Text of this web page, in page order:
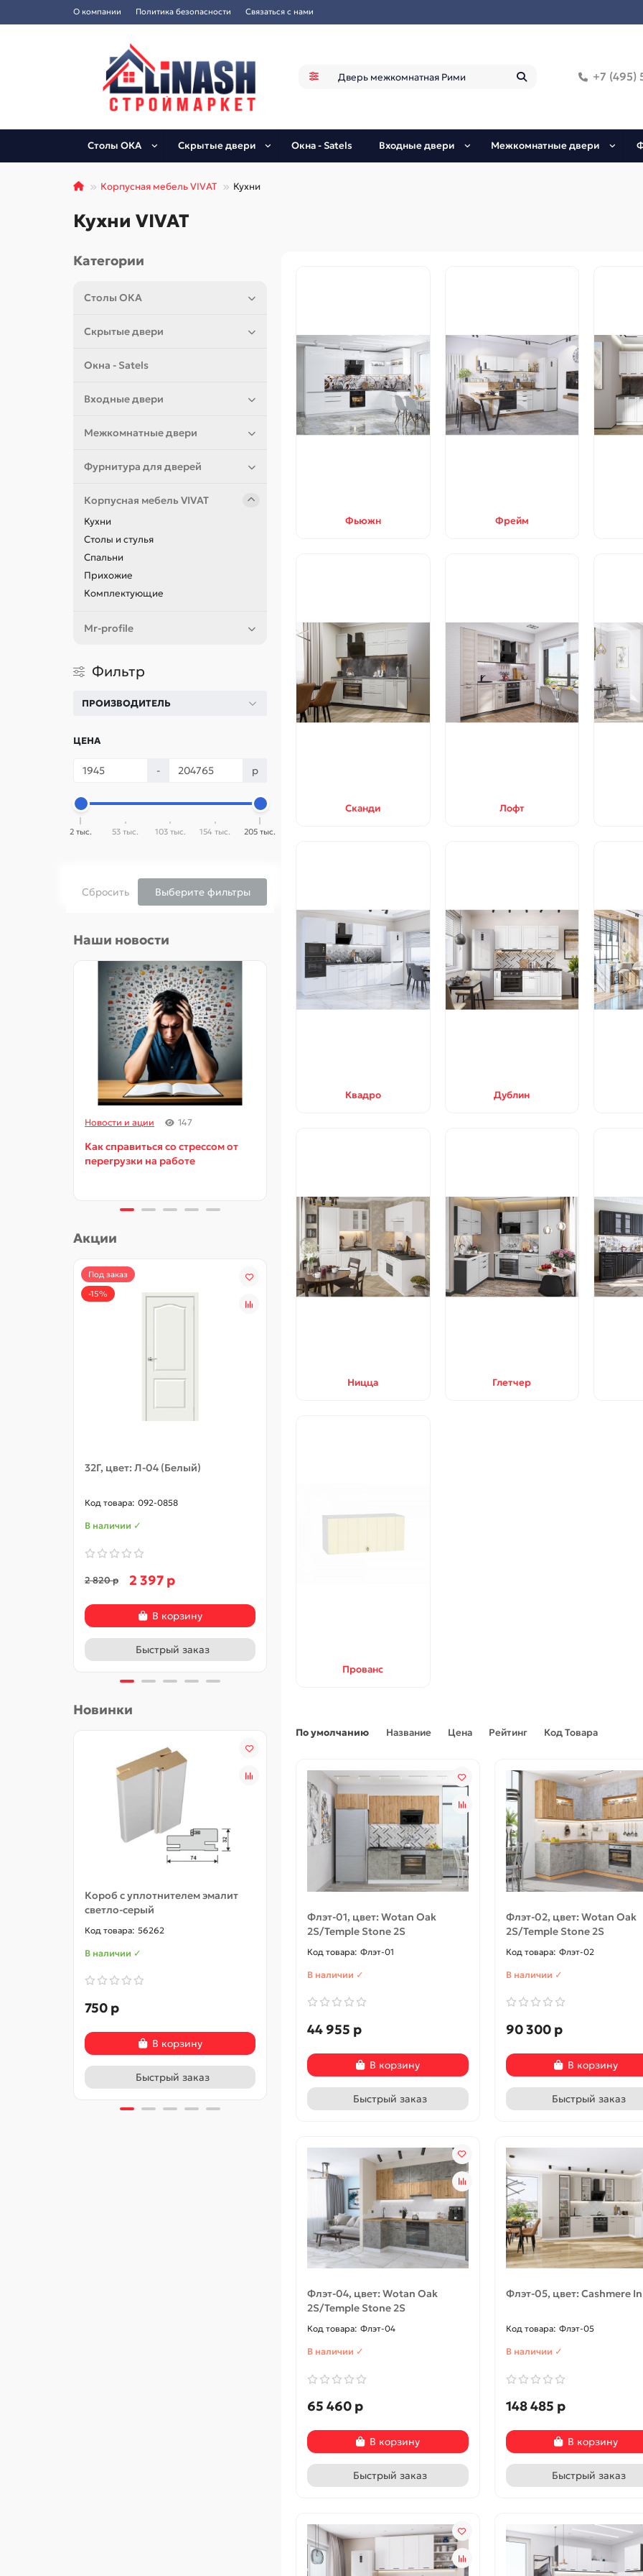
О компании Политика безопасности Связаться с нами
+7 (495)
Столы ОКА Скрытые двери Окна - Satels Входные двери Межкомнатные двери
Корпусная мебель VIVAT Кухни
Кухни VIVAT
Категории
Столы ОКА
Скрытые двери
Окна - Satels
Входные двери
Межкомнатные двери
Фурнитура для дверей
Корпусная мебель VIVAT
Кухни
Столы и стулья
Спальни
Прихожие
Комплектующие
Mr-profile
Фильтр
ПРОИЗВОДИТЕЛЬ
ЦЕНА
- р
2 тыс. 53 тыс. 103 тыс. 154 тыс. 205 тыс.
Сбросить Выберите фильтры
Наши новости
Новости и ации 147
Как справиться со стрессом от
перегрузки на работе
Акции
Под заказ
-15%
32Г, цвет: Л-04 (Белый)
092-0858
В наличии ✓
2 820 р 2 397 р
В корзину
Быстрый заказ
-15% -15%
Новинки
Короб с уплотнителем эмалит
светло-серый
56262
В наличии ✓
750 р
В корзину
Быстрый заказ
Добор эмалит светло-серый
56261
В наличии ✓
840 р
Быстрый заказ
Наличник эмалит светло-
56260
В наличии ✓
560 р
Быстрый заказ
Фьюжн Фрейм
Сканди Лофт
Квадро Дублин
Ницца Глетчер
Прованс
По умолчанию Название Цена Рейтинг Код Товара
Флэт-01, цвет: Wotan Oak
2S/Temple Stone 2S
Флэт-01
В наличии ✓
44 955 р
В корзину
Быстрый заказ
Флэт-02, цвет: Wotan Oak
2S/Temple Stone 2S
Флэт-02
В наличии ✓
90 300 р
В корзину
Быстрый заказ
Флэт-04, цвет: Wotan Oak
2S/Temple Stone 2S
Флэт-04
В наличии ✓
65 460 р
В корзину
Быстрый заказ
Флэт-05, цвет: Cashmere In
Флэт-05
В наличии ✓
148 485 р
В корзину
Быстрый заказ